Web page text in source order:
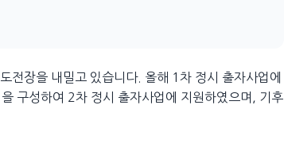
전장을 내밀고 있습니다. 올해 1차 정시 출자사업에
구성하여 2차 정시 출자사업에 지원하였으며, 기후